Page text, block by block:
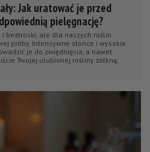
Jak uratować je przed
pielęgnację?
beztroski, ale dla naszych roślin
próby. Intensywne słońce i wysokie
je do zwiędnięcia, a nawet
Twojej ulubionej rośliny żółkną,